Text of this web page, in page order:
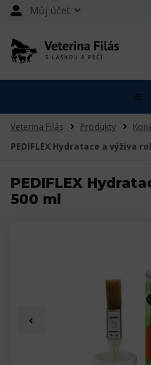
Můj účet
Veterina Filás Produkty
PEDIFLEX Hydratace a výživa
PEDIFLEX
500 ml